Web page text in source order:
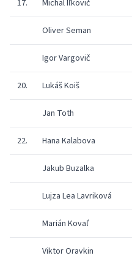
17. Michal Iľkovič
Oliver Seman
Igor Vargovič
20. Lukáš Koiš
Jan Toth
22. Hana Kalabova
Jakub Buzalka
Lujza Lea Lavriková
Marián Kovaľ
Viktor Oravkin